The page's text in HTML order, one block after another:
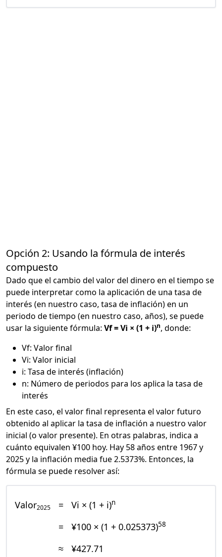
Opción 2: Usando la fórmula de interés
compuesto
Dado que el cambio del valor del dinero en el tiempo se
puede interpretar como la aplicación de una tasa de
interés (en nuestro caso, tasa de inflación) en un
periodo de tiempo (en nuestro caso, años), se puede
usar la siguiente fórmula: Vf = Vi × (1 + i)n, donde:
Vf: Valor final
Vi: Valor inicial
i: Tasa de interés (inflación)
n: Número de periodos para los aplica la tasa de
interés
En este caso, el valor final representa el valor futuro
obtenido al aplicar la tasa de inflación a nuestro valor
inicial (o valor presente). En otras palabras, indica a
cuánto equivalen ¥100 hoy. Hay 58 años entre 1967 y
2025 y la inflación media fue 2.5373%. Entonces, la
fórmula se puede resolver así:
Valor2025 = Vi × (1 + i)n
= ¥100 × (1 + 0.025373)58
≈ ¥427.71